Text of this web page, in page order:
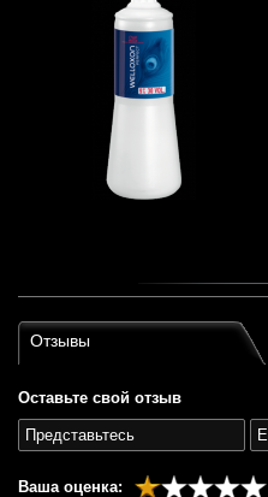
Отзывы
Оставьте свой отзыв
Ваша оценка: